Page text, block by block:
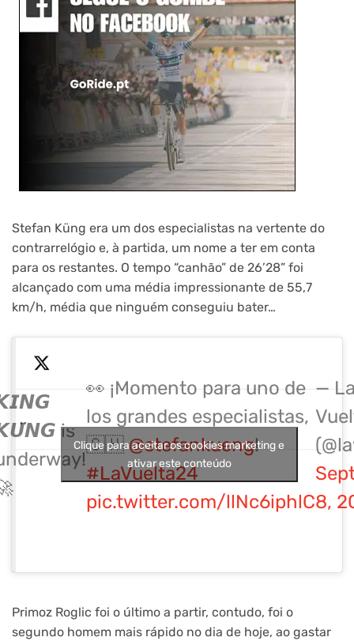
Stefan Küng era um dos especialistas na vertente do
contrarrelógio e, à partida, um nome a ter em conta
para os restantes. O tempo “canhão” de 26’28” foi
alcançado com uma média impressionante de 55,7
km/h, média que ninguém conseguiu bater…
is
👀 ¡Momento para uno de
los grandes especialistas,
🇨🇭@stefankueng!
#LaVuelta24
pic.twitter.com/llNc6iphlC
—
8,
Clique para aceitar os cookies marketing e
ativar este conteúdo
Primoz Roglic foi o último a partir, contudo, foi o
segundo homem mais rápido no dia de hoje, ao gastar